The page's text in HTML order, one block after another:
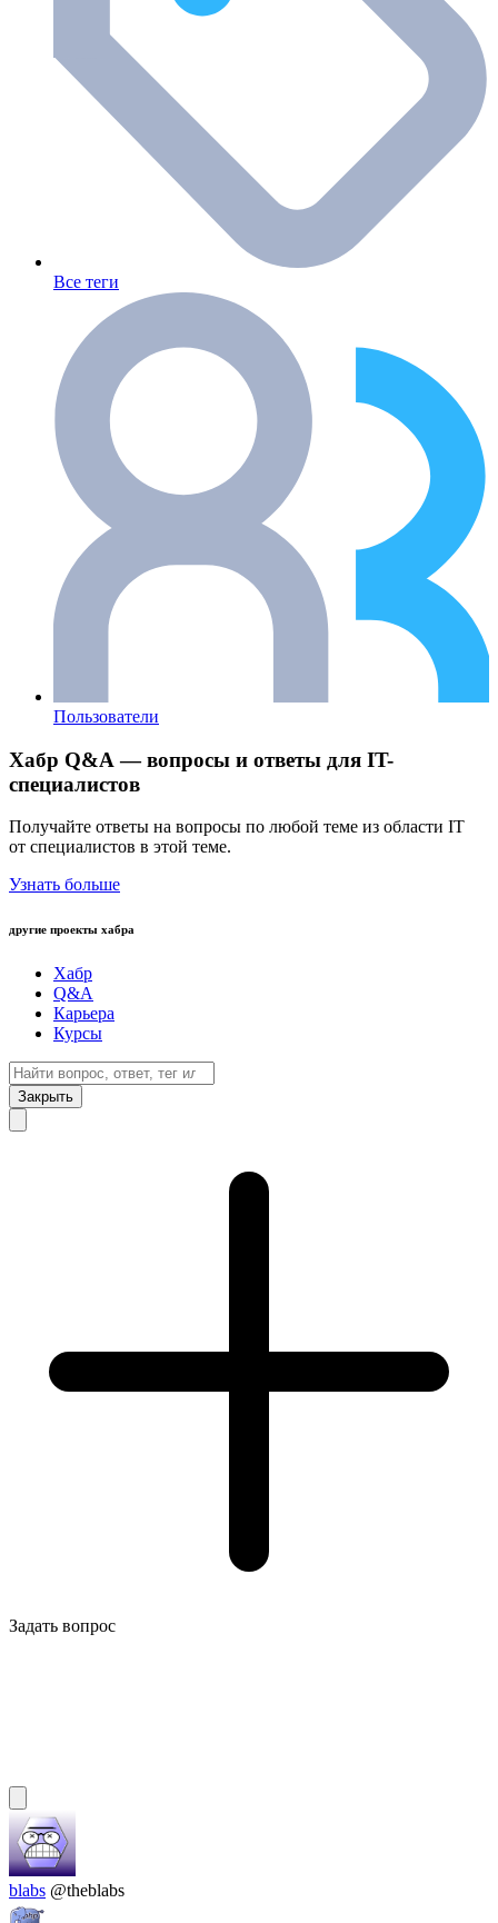
Все теги
Пользователи
Хабр Q&A — вопросы и ответы для IT-
специалистов
Получайте ответы на вопросы по любой теме из области IT
от специалистов в этой теме.
Узнать больше
другие проекты хабра
Хабр
Q&A
Карьера
Курсы
Закрыть
Задать вопрос
blabs @theblabs